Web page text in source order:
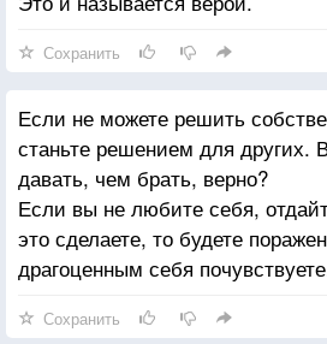
Сохранить
Если не можете решить
станьте решением для других.
давать, чем брать, верно?
Если вы не любите себя,
это сделаете, то будете
драгоценным себя
Сохранить